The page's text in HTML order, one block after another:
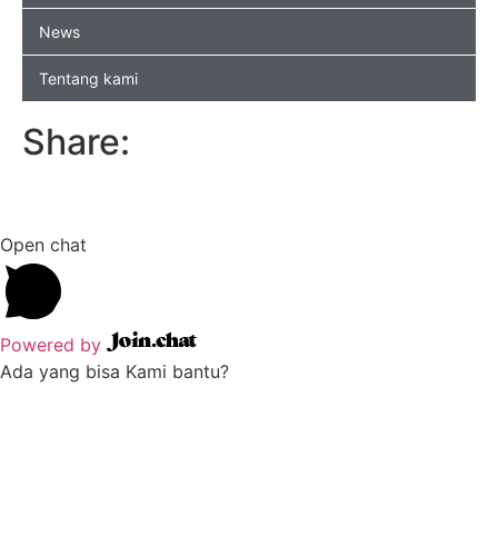
News
Tentang kami
Share:
Open chat
Powered by
Ada yang bisa Kami bantu?